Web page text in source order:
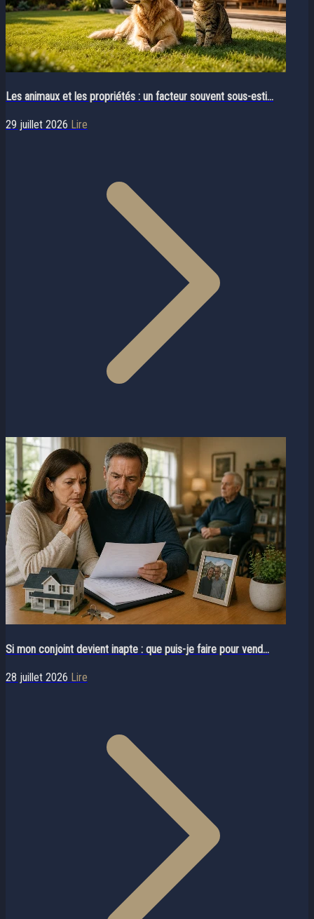
Les animaux et les propriétés : un facteur souvent sous-esti...
29 juillet 2026 Lire
Si mon conjoint devient inapte : que puis-je faire pour vend...
28 juillet 2026 Lire